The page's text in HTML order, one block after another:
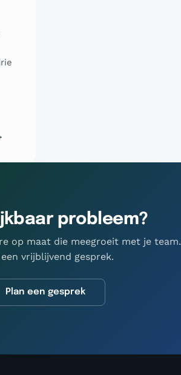
probleem?
op maat die meegroeit met je team.
vrijblijvend gesprek.
Plan een gesprek